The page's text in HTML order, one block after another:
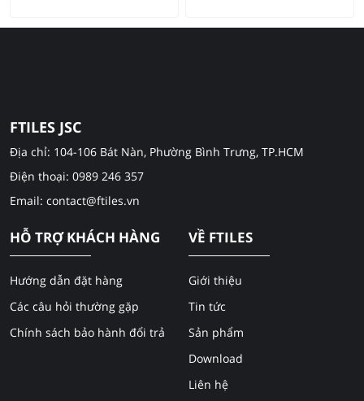
FTILES JSC
Địa chỉ: 104-106 Bát Nàn, Phường Bình Trưng, TP.HCM
Điện thoại: 0989 246 357
Email: contact@ftiles.vn
HỖ TRỢ KHÁCH HÀNG
Hướng dẫn đặt hàng
Các câu hỏi thường gặp
Chính sách bảo hành đổi trả
VỀ FTILES
Giới thiệu
Tin tức
Sản phẩm
Download
Liên hệ